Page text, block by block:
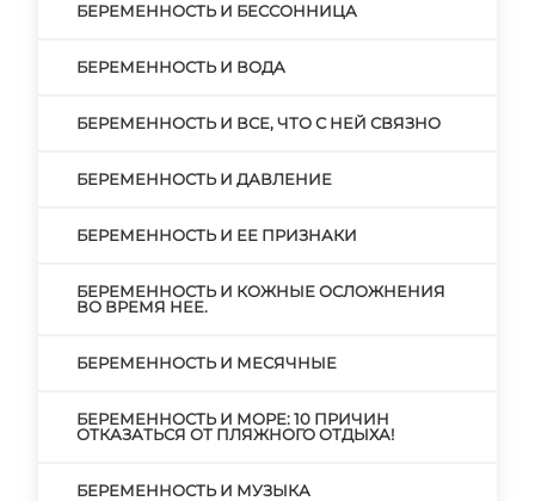
БЕРЕМЕННОСТЬ И БЕССОННИЦА
БЕРЕМЕННОСТЬ И ВОДА
БЕРЕМЕННОСТЬ И ВСЕ, ЧТО С НЕЙ СВЯЗНО
БЕРЕМЕННОСТЬ И ДАВЛЕНИЕ
БЕРЕМЕННОСТЬ И ЕЕ ПРИЗНАКИ
БЕРЕМЕННОСТЬ И КОЖНЫЕ ОСЛОЖНЕНИЯ
ВО ВРЕМЯ НЕЕ.
БЕРЕМЕННОСТЬ И МЕСЯЧНЫЕ
БЕРЕМЕННОСТЬ И МОРЕ: 10 ПРИЧИН
ОТКАЗАТЬСЯ ОТ ПЛЯЖНОГО ОТДЫХА!
БЕРЕМЕННОСТЬ И МУЗЫКА